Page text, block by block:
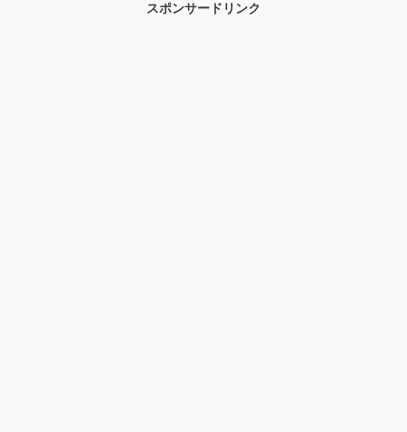
スポンサードリンク